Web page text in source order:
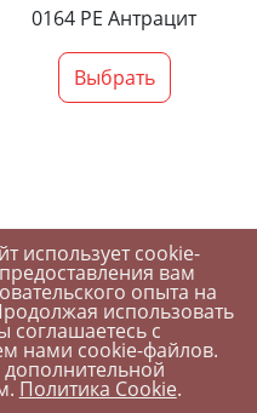
0164 PE Антрацит
Выбрать
использует cookie-
вам
опыта на
использовать
соглашаетесь с
нами cookie-файлов.
Политика Cookie.